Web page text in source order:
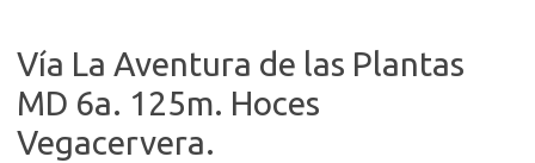
Vía La Aventura de las Plantas
MD 6a. 125m. Hoces
Vegacervera.